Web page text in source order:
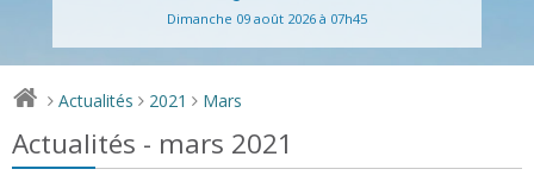
Dimanche 09 août 2026 à 07h45
> Actualités > 2021 > Mars
Actualités - mars 2021